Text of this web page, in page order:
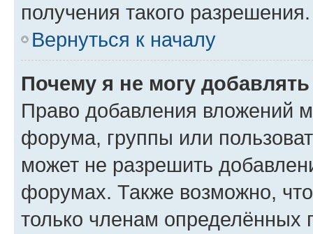
получения такого разрешения.
Вернуться к началу
Почему я не могу
Право добавления вложений
форума, группы или
может не разрешить
форумах. Также возможно,
только членам определённых